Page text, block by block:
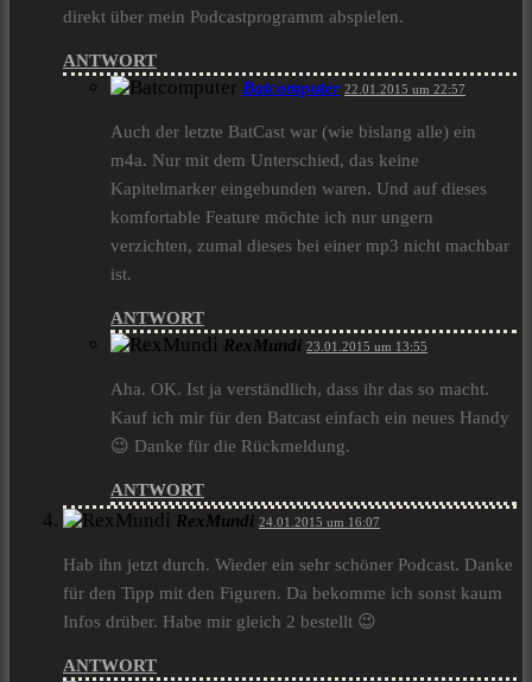
direkt über mein Podcastprogramm abspielen.
ANTWORT
Batcomputer 22.01.2015 um 22:57
Auch der letzte BatCast war (wie bislang alle) ein
m4a. Nur mit dem Unterschied, das keine
Kapitelmarker eingebunden waren. Und auf dieses
komfortable Feature möchte ich nur ungern
verzichten, zumal dieses bei einer mp3 nicht machbar
ist.
ANTWORT
RexMundi 23.01.2015 um 13:55
Aha. OK. Ist ja verständlich, dass ihr das so macht.
Kauf ich mir für den Batcast einfach ein neues Handy
😉 Danke für die Rückmeldung.
ANTWORT
RexMundi 24.01.2015 um 16:07
Hab ihn jetzt durch. Wieder ein sehr schöner Podcast. Danke
für den Tipp mit den Figuren. Da bekomme ich sonst kaum
Infos drüber. Habe mir gleich 2 bestellt 😉
ANTWORT